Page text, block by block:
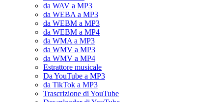
da WAV a MP3
da WEBA a MP3
da WEBM a MP3
da WEBM a MP4
da WMA a MP3
da WMV a MP3
da WMV a MP4
Estrattore musicale
Da YouTube a MP3
da TikTok a MP3
Trascrizione di YouTube